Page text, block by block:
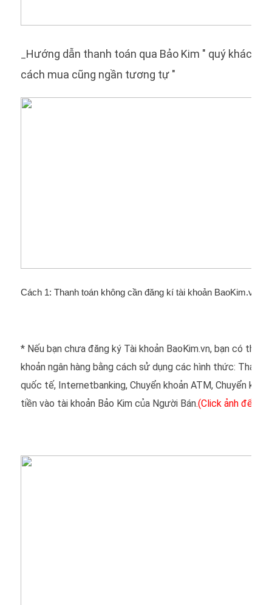
Hướng dẫn thanh toán qua Bảo Kim " quý khách
cách mua cũng ngần tương tự "
Cách 1: Thanh toán không cần đăng kí tài khoản BaoKim.vn
* Nếu bạn chưa đăng ký Tài khoản BaoKim.vn, bạn có thể
khoản ngân hàng bằng cách sử dụng các hình thức: Thanh
quốc tế, Internetbanking, Chuyển khoản ATM, Chuyển
tiền vào tài khoản Bảo Kim của Người Bán.(Click ảnh để